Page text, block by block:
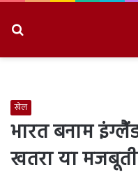
खेल
भारत बनाम
खतरा या